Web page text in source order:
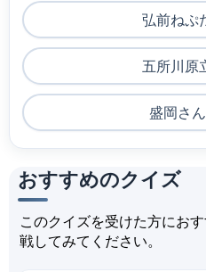
弘前ねぷ
五所川原
盛岡さ
おすすめのクイズ
このクイズを受けた方にお
戦してみてください。